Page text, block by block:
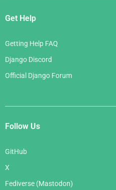
Get Help
Getting Help FAQ
Django Discord
Official Django Forum
Follow Us
GitHub
X
Fediverse (Mastodon)